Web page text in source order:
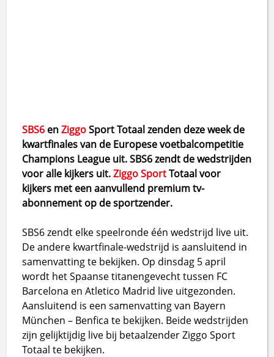
SBS6 enZiggoSport Totaal zenden deze week de
kwartfinales van de Europese voetbalcompetitie
Champions League uit. SBS6 zendt de wedstrijden
voor alle kijkers uit.Ziggo SportTotaal voor
kijkers met een aanvullend premium tv-
abonnement op de sportzender.
SBS6 zendt elke speelronde één wedstrijd live uit.
De andere kwartfinale-wedstrijd is aansluitend in
samenvatting te bekijken. Op dinsdag 5 april
wordt het Spaanse titanengevecht tussen FC
Barcelona en Atletico Madrid live uitgezonden.
Aansluitend is een samenvatting van Bayern
München – Benfica te bekijken. Beide wedstrijden
zijn gelijktijdig live bij betaalzender Ziggo Sport
Totaal te bekijken.